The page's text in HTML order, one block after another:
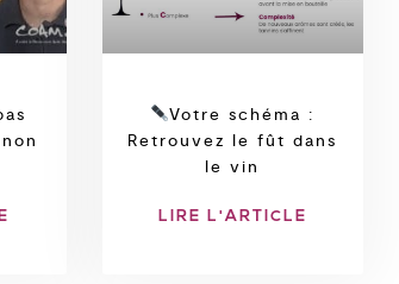
Votre schéma :
Retrouvez le fût dans
le vin
LIRE L'ARTICLE